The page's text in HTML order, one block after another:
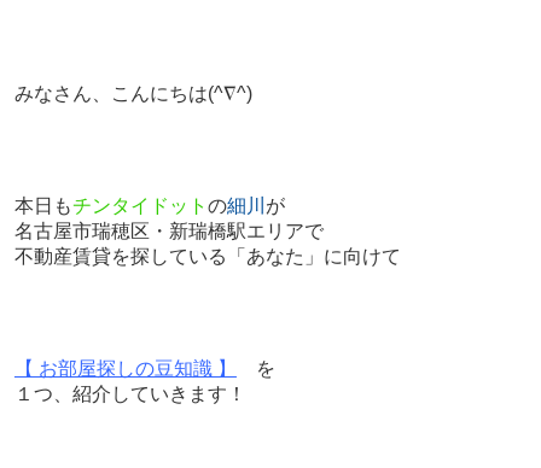
みなさん、こんにちは(^∇^)
本日もチンタイドット の細川 が
名古屋市瑞穂区・新瑞橋駅エリアで
不動産賃貸を探している「あなた」に向けて
【 お部屋探しの豆知識 】
を
１つ、紹介していきます！